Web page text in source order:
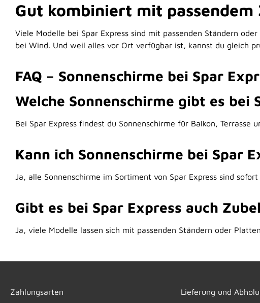
Gut kombiniert mit passendem
Viele Modelle bei Spar Express sind mit passenden Ständern
bei Wind. Und weil alles vor Ort verfügbar ist, kannst du gleich
FAQ – Sonnenschirme bei Spar
Welche Sonnenschirme gibt es bei
Bei Spar Express findest du Sonnenschirme für Balkon, Terrasse
Kann ich Sonnenschirme bei Spar
Ja, alle Sonnenschirme im Sortiment von Spar Express sind
Gibt es bei Spar Express auch
Ja, viele Modelle lassen sich mit passenden Ständern oder
Zahlungsarten Lieferung und